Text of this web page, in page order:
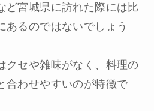
ど宮城県に訪れた際には比
あるのではないでしょう
クセや雑味がなく、料理の
合わせやすいのが特徴で